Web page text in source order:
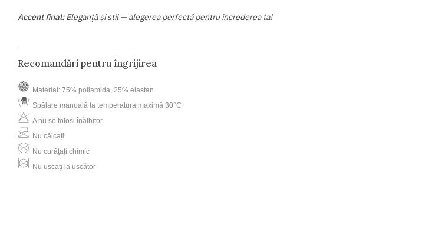
Accent final:Eleganță și stil — alegerea perfectă pentru încrederea ta!
Recomandări pentru îngrijirea
Material: 75% poliamida, 25% elastan
Spălare manuală la temperatura maximă 30°C
A nu se folosi înălbitor
Nu călcați
Nu curățați chimic
Nu uscați la uscător